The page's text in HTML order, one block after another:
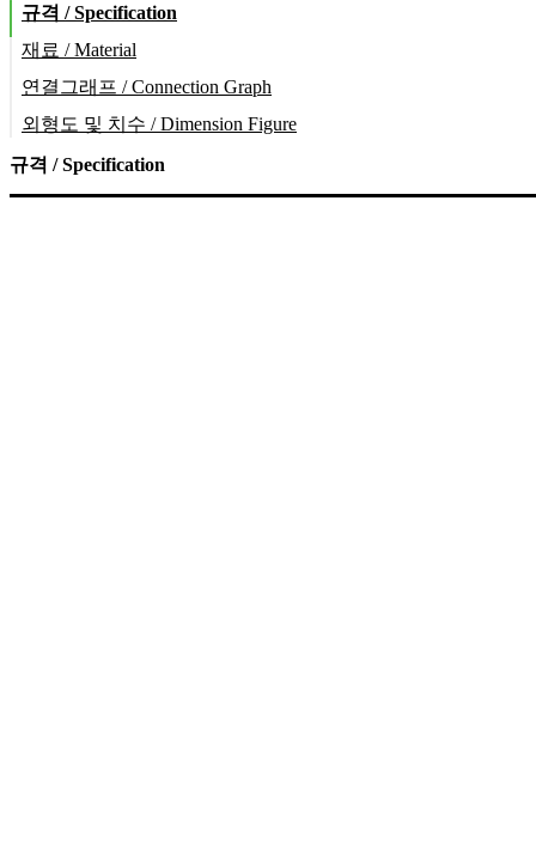
규격 / Specification
재료 / Material
연결그래프 / Connection Graph
외형도 및 치수 / Dimension Figure
규격 / Specification